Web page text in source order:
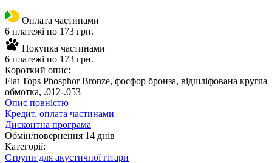
Оплата частинами
6 платежі по 173 грн.
Покупка частинами
6 платежі по 173 грн.
Короткий опис:
Flat Tops Phosphor Bronze, фосфор бронза, відшліфована кругла
обмотка, .012-.053
Опис повністю
Кредит, оплата частинами
Дисконтна програма
Обмін/повернення 14 днів
Категорії:
Струни для акустичної гітари